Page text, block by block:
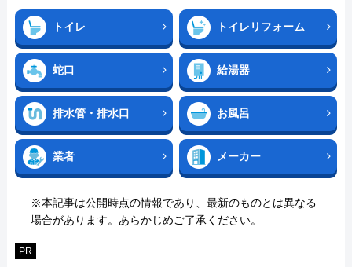
トイレ トイレリフォーム
蛇口 給湯器
排水管・排水口 お風呂
業者 メーカー
※本記事は公開時点の情報であり、最新のものとは異なる
場合があります。あらかじめご了承ください。
PR